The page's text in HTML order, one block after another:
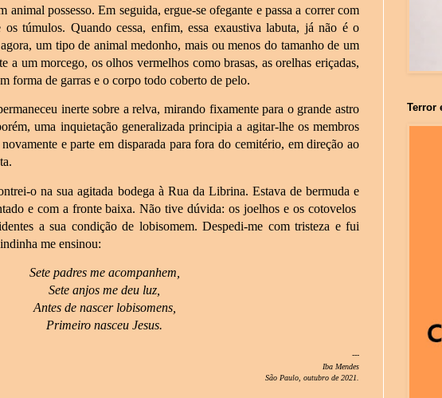
animal possesso. Em seguida, ergue-se ofegante e passa a correr com
túmulos. Quando cessa, enfim, essa exaustiva labuta, já não é o
um tipo de animal medonho, mais ou menos do tamanho de um
a um morcego, os olhos vermelhos como brasas, as orelhas eriçadas,
forma de garras e o corpo todo coberto de pelo.
inerte sobre a relva, mirando fixamente para o grande astro
uma inquietação generalizada principia a agitar-lhe os membros
e parte em disparada para fora do cemitério, em direção ao
o na sua agitada bodega à Rua da Librina. Estava de bermuda e
e com a fronte baixa. Não tive dúvida: os joelhos e os cotovelos
a sua condição de lobisomem. Despedi-me com tristeza e fui
me ensinou:
Sete padres me acompanhem,
Sete anjos me deu luz,
Antes de nascer lobisomens,
Primeiro nasceu Jesus.
---
Iba Mendes
São Paulo, outubro de 2021.
Terror